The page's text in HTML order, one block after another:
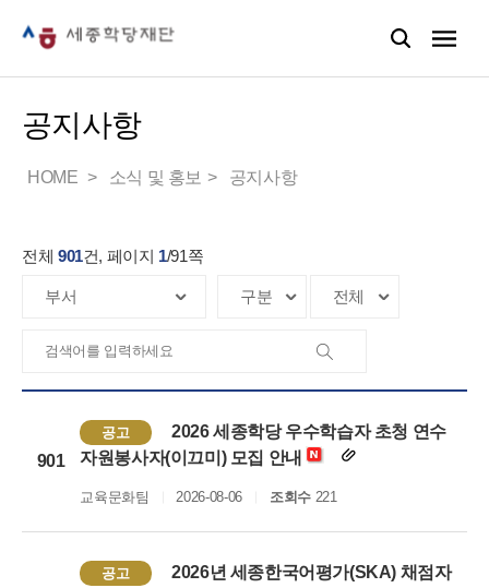
공지사항
HOME 소식 및 홍보 공지사항
전체 901건, 페이지 1/91쪽
901
공고
2026 세종학당 우수학습자 초청 연수
자원봉사자(이끄미) 모집 안내
교육문화팀 2026-08-06 조회수221
공고
2026년 세종한국어평가(SKA) 채점자